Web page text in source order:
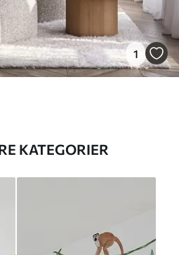
1
KATEGORIER